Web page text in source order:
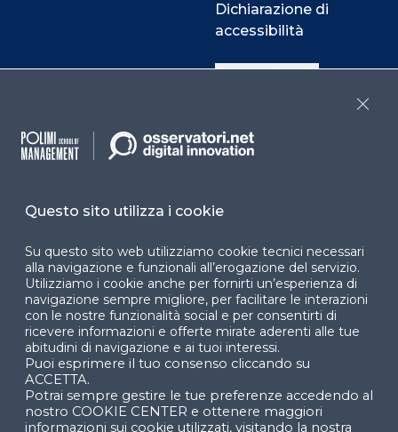
Dichiarazione di
accessibilità
Cookie Center
Facebook LinkedIn
© 2024 Copyright © Politecnico di Milano Dipartimento
di Ingegneria Gestionale
Questo sito utilizza i cookie
Su questo sito web utilizziamo cookie tecnici necessari
alla navigazione e funzionali all’erogazione del servizio.
Utilizziamo i cookie anche per fornirti un’esperienza di
navigazione sempre migliore, per facilitare le interazioni
con le nostre funzionalità social e per consentirti di
ricevere informazioni e offerte mirate aderenti alle tue
abitudini di navigazione e ai tuoi interessi.
Puoi esprimere il tuo consenso cliccando su
ACCETTA.
Potrai sempre gestire le tue preferenze accedendo al
nostro COOKIE CENTER e ottenere maggiori
informazioni sui cookie utilizzati, visitando la nostra